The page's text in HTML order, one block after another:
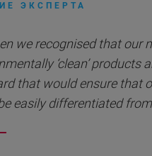
ЭКСПЕРТА
we recognised that our
‘clean’
that would ensure that
easily differentiated